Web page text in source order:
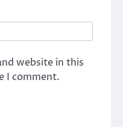
website in this
I comment.